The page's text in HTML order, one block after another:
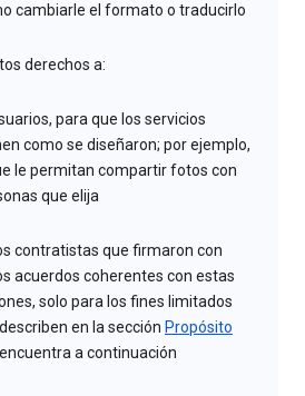
cambiarle el formato o traducirlo
derechos a:
para que los servicios
como se diseñaron; por ejemplo,
le permitan compartir fotos con
que elija
contratistas que firmaron con
acuerdos coherentes con estas
solo para los fines limitados
en la sección Propósito
a continuación